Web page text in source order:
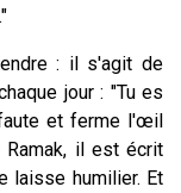
: il s'agit de
jour : "Tu es
et ferme l'œil
Ramak, il est écrit
laisse humilier. Et